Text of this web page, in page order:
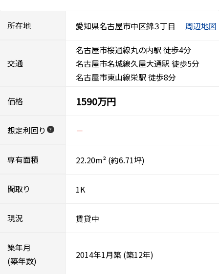
所在地 愛知県名古屋市中区錦３丁目 周辺地図
交通
名古屋市桜通線丸の内駅 徒歩4分
名古屋市名城線久屋大通駅 徒歩5分
名古屋市東山線栄駅 徒歩8分
価格 1590万円
想定利回り ? －
専有面積 22.20m² (約6.71坪)
間取り 1K
現況 賃貸中
築年月
(築年数)
2014年1月築 (築12年)